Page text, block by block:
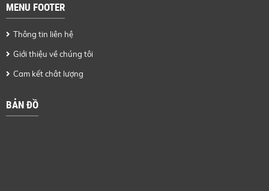
MENU FOOTER
Thông tin liên hệ
Giới thiệu về chúng tôi
Cam kết chât lượng
BẢN ĐỒ